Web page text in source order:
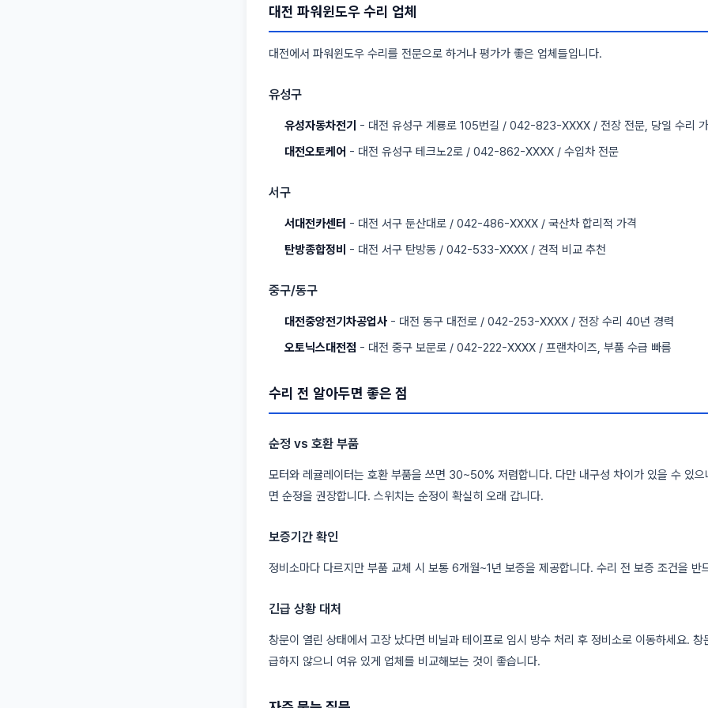
대전 파워윈도우 수리 업체
대전에서 파워윈도우 수리를 전문으로 하거나 평가가 좋은 업체들입니다.
유성구
유성자동차전기 - 대전 유성구 계룡로 105번길 / 042-823-XXXX / 전장 전문, 당일 수리
대전오토케어 - 대전 유성구 테크노2로 / 042-862-XXXX / 수입차 전문
서구
서대전카센터 - 대전 서구 둔산대로 / 042-486-XXXX / 국산차 합리적 가격
탄방종합정비 - 대전 서구 탄방동 / 042-533-XXXX / 견적 비교 추천
중구/동구
대전중앙전기차공업사 - 대전 동구 대전로 / 042-253-XXXX / 전장 수리 40년 경력
오토닉스대전점 - 대전 중구 보문로 / 042-222-XXXX / 프랜차이즈, 부품 수급 빠름
수리 전 알아두면 좋은 점
순정 vs 호환 부품
모터와 레귤레이터는 호환 부품을 쓰면 30~50% 저렴합니다. 다만 내구성 차이가 있을 수 있
면 순정을 권장합니다. 스위치는 순정이 확실히 오래 갑니다.
보증기간 확인
정비소마다 다르지만 부품 교체 시 보통 6개월~1년 보증을 제공합니다. 수리 전 보증 조건을 반
긴급 상황 대처
창문이 열린 상태에서 고장 났다면 비닐과 테이프로 임시 방수 처리 후 정비소로 이동하세요. 창
급하지 않으니 여유 있게 업체를 비교해보는 것이 좋습니다.